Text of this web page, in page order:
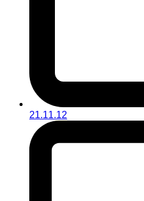
21.11.12